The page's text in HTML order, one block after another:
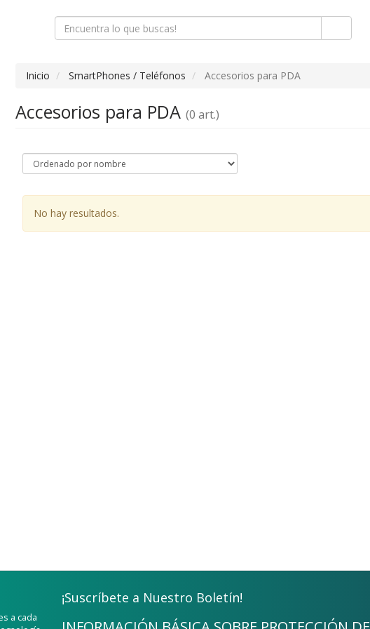
Inicio SmartPhones / Teléfonos Accesorios para PDA
Accesorios para PDA (0 art.)
No hay resultados.
a cada
¡Suscríbete a Nuestro Boletín!